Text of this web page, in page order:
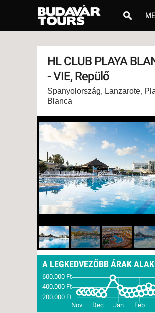
HL CLUB PLAYA
- VIE, Repülő
Spanyolország, Lanzarote,
Blanca
A LEGKEDVEZŐBB ÁRAK